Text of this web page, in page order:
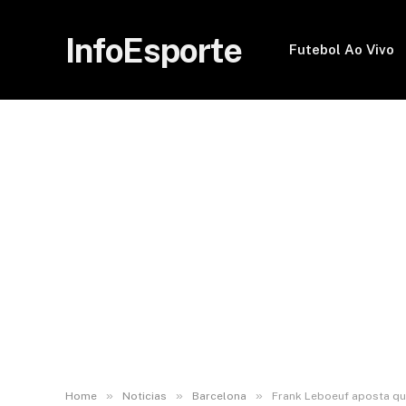
InfoEsporte Futebol Ao Vivo
Home » Noticias » Barcelona » Frank Leboeuf aposta